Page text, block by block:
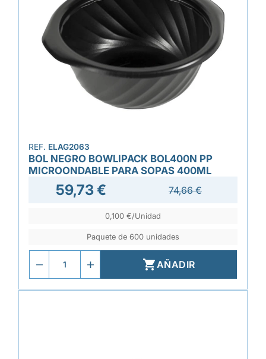
REF. ELAG2063
BOL NEGRO BOWLIPACK BOL400N PP
MICROONDABLE PARA SOPAS 400ML
59,73 € 74,66 €
0,100 €/Unidad
Paquete de 600 unidades
AÑADIR